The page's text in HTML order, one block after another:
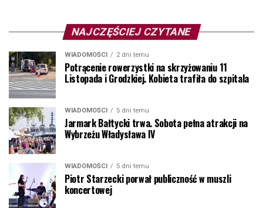
NAJCZĘŚCIEJ CZYTANE
WIADOMOŚCI 2 dni temu
Potrącenie rowerzystki na skrzyżowaniu 11
Listopada i Grodzkiej. Kobieta trafiła do szpitala
WIADOMOŚCI 5 dni temu
Jarmark Bałtycki trwa. Sobota pełna atrakcji na
Wybrzeżu Władysława IV
WIADOMOŚCI 5 dni temu
Piotr Starzecki porwał publiczność w muszli
koncertowej